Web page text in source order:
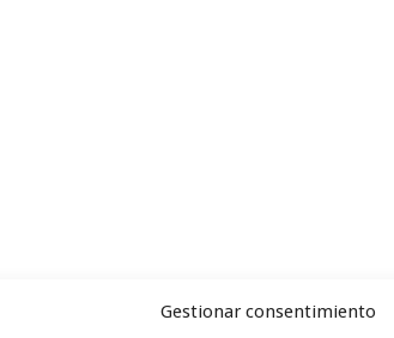
Gestionar consentimiento